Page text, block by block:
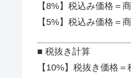
【8%】税込み価格＝
【5%】税込み価格＝
■ 税抜き計算
【10%】税抜き価格